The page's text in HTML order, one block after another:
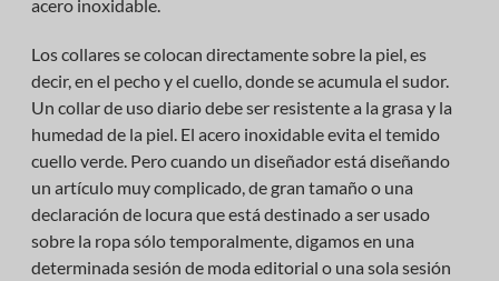
acero inoxidable.
Los collares se colocan directamente sobre la piel, es
decir, en el pecho y el cuello, donde se acumula el sudor.
Un collar de uso diario debe ser resistente a la grasa y la
humedad de la piel. El acero inoxidable evita el temido
cuello verde. Pero cuando un diseñador está diseñando
un artículo muy complicado, de gran tamaño o una
declaración de locura que está destinado a ser usado
sobre la ropa sólo temporalmente, digamos en una
determinada sesión de moda editorial o una sola sesión